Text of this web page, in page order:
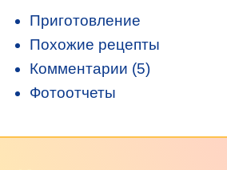
Приготовление
Похожие рецепты
Комментарии (5)
Фотоотчеты